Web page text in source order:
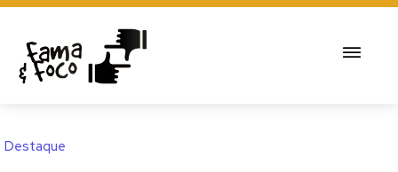
Destaque